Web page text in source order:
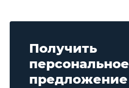
Получить
персональное
предложение